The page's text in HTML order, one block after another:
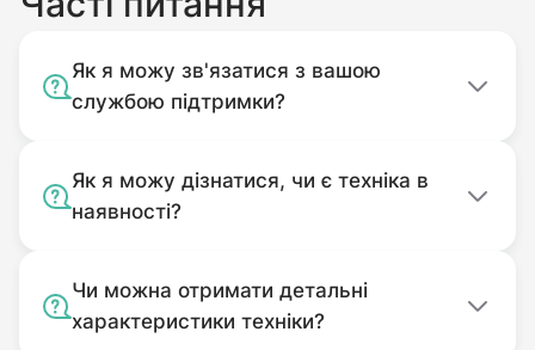
Як я можу зв'язатися з вашою
службою підтримки?
Як я можу дізнатися, чи є техніка в
наявності?
Чи можна отримати детальні
характеристики техніки?